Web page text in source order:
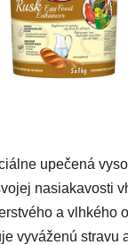
upečená
nasiakavosti
a vlhkého
vyváženú stravu